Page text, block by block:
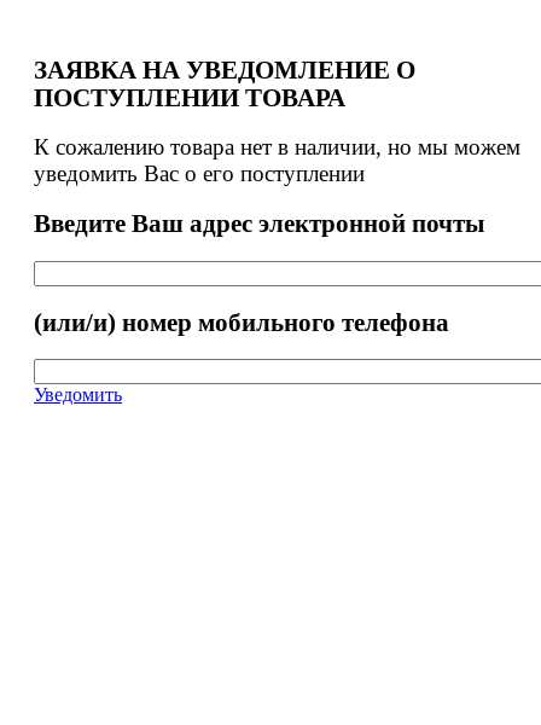
ЗАЯВКА НА УВЕДОМЛЕНИЕ О
ПОСТУПЛЕНИИ ТОВАРА
К сожалению товара нет в наличии, но мы можем
уведомить Вас о его поступлении
Введите Ваш адрес электронной почты
(или/и) номер мобильного телефона
Уведомить